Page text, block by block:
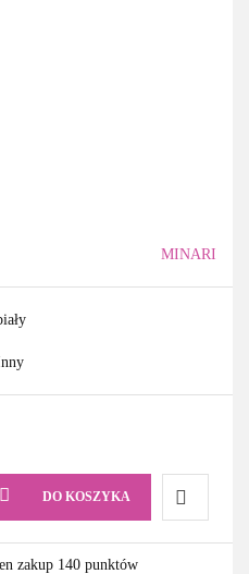
MINARI
DO KOSZYKA
Do
zakup 140 punktów